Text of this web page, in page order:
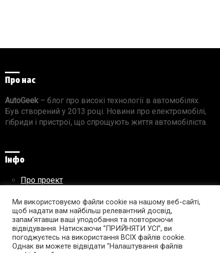
Про нас
AutoGeek– блог про високі технології в автомобілях.
Був створений у 2013 році. Новини про електромобілі,
гібриди і пристрої, що спрощують життя автомобіліста.
Інфо
Про проект
Правила використання матеріалів
Підпишись на AutoGeek!
Ми використовуємо файли cookie на нашому веб-сайті,
щоб надати вам найбільш релевантний досвід,
запам’ятавши ваші уподобання та повторюючи
відвідування. Натискаючи “ПРИЙНЯТИ УСІ”, ви
погоджуєтесь на використання ВСІХ файлів cookie.
Однак ви можете відвідати "Налаштування файлів